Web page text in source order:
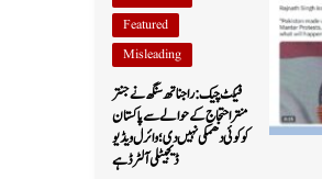
Featured
Misleading
فیکٹ چیک: راجناتھ سنگھ نے جنتر
منتر احتجاج کے حوالے سے پاکستان
کو کوئی دھمکی نہیں دی؛ وائرل ویڈیو
ڈیجیٹلی آلٹرڈ ہے